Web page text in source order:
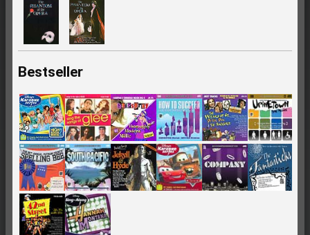
Bestseller